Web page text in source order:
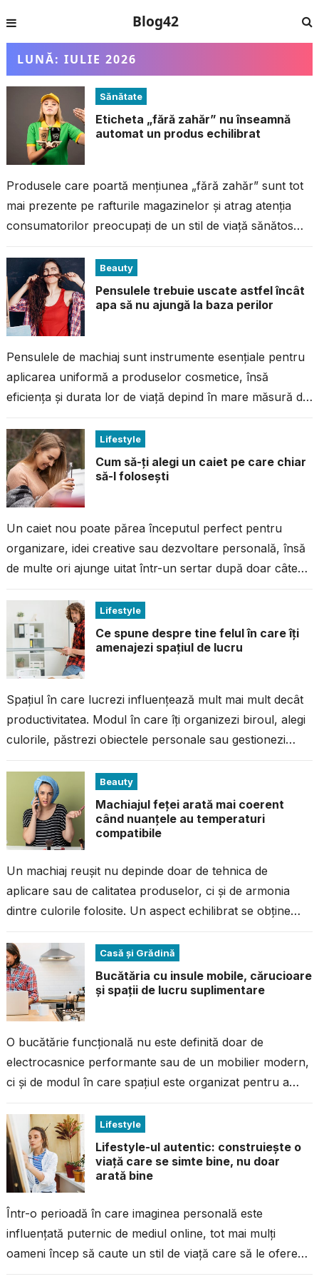
Blog42
LUNĂ: IULIE 2026
Sănătate
Eticheta „fără zahăr” nu înseamnă
automat un produs echilibrat
Produsele care poartă mențiunea „fără zahăr” sunt tot
mai prezente pe rafturile magazinelor și atrag atenția
consumatorilor preocupați de un stil de viață sănătos
Beauty
Pensulele trebuie uscate astfel încât
apa să nu ajungă la baza perilor
Pensulele de machiaj sunt instrumente esențiale pentru
aplicarea uniformă a produselor cosmetice, însă
eficiența și durata lor de viață depind în mare măsură de
Lifestyle
Cum să-ți alegi un caiet pe care chiar
să-l folosești
Un caiet nou poate părea începutul perfect pentru
organizare, idei creative sau dezvoltare personală, însă
de multe ori ajunge uitat într-un sertar după doar câteva
Lifestyle
Ce spune despre tine felul în care îți
amenajezi spațiul de lucru
Spațiul în care lucrezi influențează mult mai mult decât
productivitatea. Modul în care îți organizezi biroul, alegi
culorile, păstrezi obiectele personale sau gestionezi
Beauty
Machiajul feței arată mai coerent
când nuanțele au temperaturi
compatibile
Un machiaj reușit nu depinde doar de tehnica de
aplicare sau de calitatea produselor, ci și de armonia
dintre culorile folosite. Un aspect echilibrat se obține
Casă și Grădină
Bucătăria cu insule mobile, cărucioare
și spații de lucru suplimentare
O bucătărie funcțională nu este definită doar de
electrocasnice performante sau de un mobilier modern,
ci și de modul în care spațiul este organizat pentru a
Lifestyle
Lifestyle-ul autentic: construiește o
viață care se simte bine, nu doar
arată bine
Într-o perioadă în care imaginea personală este
influențată puternic de mediul online, tot mai mulți
oameni încep să caute un stil de viață care să le ofere